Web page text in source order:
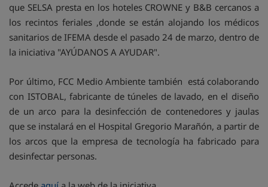
que SELSA presta en los hoteles CROWNE y B&B cercanos a
los recintos feriales ,donde se están alojando los médicos
sanitarios de IFEMA desde el pasado 24 de marzo, dentro de
la iniciativa "AYÚDANOS A AYUDAR".
Por último, FCC Medio Ambiente también está colaborando
con ISTOBAL, fabricante de túneles de lavado, en el diseño
de un arco para la desinfección de contenedores y jaulas
que se instalará en el Hospital Gregorio Marañón, a partir de
los arcos que la empresa de tecnología ha fabricado para
desinfectar personas.